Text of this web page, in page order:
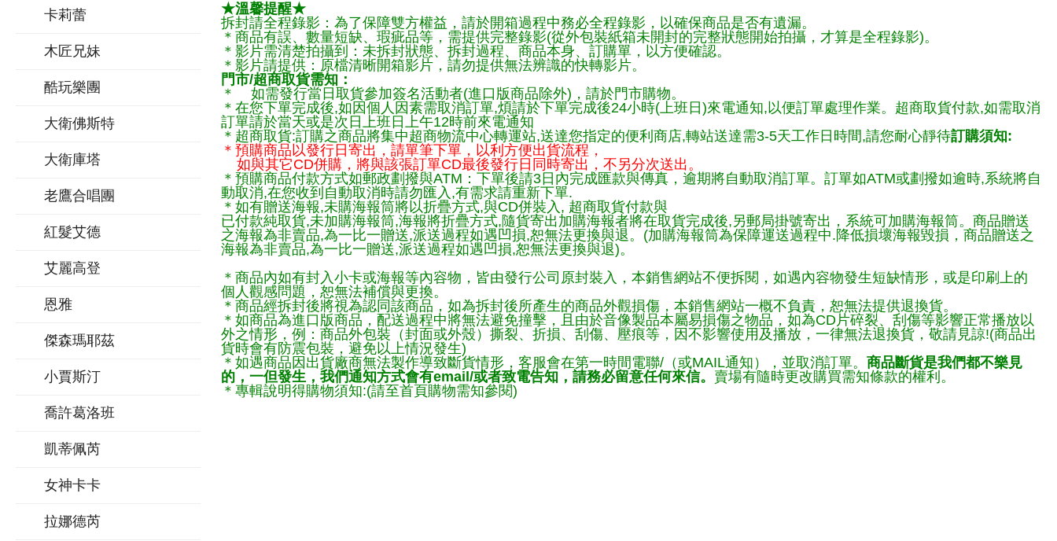
卡莉蕾
木匠兄妹
酷玩樂團
大衛佛斯特
大衛庫塔
老鷹合唱團
紅髮艾德
艾麗高登
恩雅
傑森瑪耶茲
小賈斯汀
喬許葛洛班
凱蒂佩芮
女神卡卡
拉娜德芮
★溫馨提醒★
拆封請全程錄影：為了保障雙方權益，請於開箱過程中務必全程錄影，以確保商品是否有遺漏。
＊商品有誤、數量短缺、瑕疵品等，需提供完整錄影(從外包裝紙箱未開封的完整狀態開始拍攝，才算是全程錄影)。
＊影片需清楚拍攝到：未拆封狀態、拆封過程、商品本身、訂購單，以方便確認。
＊影片請提供：原檔清晰開箱影片，請勿提供無法辨識的快轉影片。
門市/超商取貨需知：
＊ 如需發行當日取貨參加簽名活動者(進口版商品除外)，請於門市購物。
＊在您下單完成後,如因個人因素需取消訂單,煩請於下單完成後24小時(上班日)來電通知,以便訂單處理作業。超商取貨付款,如需取消
訂單請於當天或是次日上班日上午12時前來電通知
＊超商取貨:訂購之商品將集中超商物流中心轉運站,送達您指定的便利商店,轉站送達需3-5天工作日時間,請您耐心靜待訂購須知:
＊預購商品以發行日寄出，請單筆下單，以利方便出貨流程，
如與其它CD併購，將與該張訂單CD最後發行日同時寄出，不另分次送出。
＊預購商品付款方式如郵政劃撥與ATM：下單後請3日內完成匯款與傳真，逾期將自動取消訂單。訂單如ATM或劃撥如逾時,系統將自
動取消,在您收到自動取消時請勿匯入,有需求請重新下單.
＊如有贈送海報,未購海報筒將以折疊方式,與CD併裝入, 超商取貨付款與
已付款純取貨,未加購海報筒,海報將折疊方式,隨貨寄出加購海報者將在取貨完成後,另郵局掛號寄出，系統可加購海報筒。商品贈送
之海報為非賣品,為一比一贈送,派送過程如遇凹損,恕無法更換與退。(加購海報筒為保障運送過程中.降低損壞海報毀損，商品贈送之
海報為非賣品,為一比一贈送,派送過程如遇凹損,恕無法更換與退)。
＊商品內如有封入小卡或海報等內容物，皆由發行公司原封裝入，本銷售網站不便拆閱，如遇內容物發生短缺情形，或是印刷上的
個人觀感問題，恕無法補償與更換。
＊商品經拆封後將視為認同該商品，如為拆封後所產生的商品外觀損傷，本銷售網站一概不負責，恕無法提供退換貨。
＊如商品為進口版商品，配送過程中將無法避免撞擊，且由於音像製品本屬易損傷之物品，如為CD片碎裂、刮傷等影響正常播放以
外之情形，例：商品外包裝（封面或外殼）撕裂、折損、刮傷、壓痕等，因不影響使用及播放，一律無法退換貨，敬請見諒!(商品出
貨時會有防震包裝，避免以上情況發生)
＊如遇商品因出貨廠商無法製作導致斷貨情形，客服會在第一時間電聯/（或MAIL通知），並取消訂單。 商品斷貨是我們都不樂見
的，一但發生，我們通知方式會有email/或者致電告知，請務必留意任何來信。 賣場有隨時更改購買需知條款的權利。
＊專輯說明得購物須知:(請至首頁購物需知參閱)